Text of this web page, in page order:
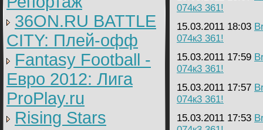
36ON.RU BATTLE
CITY: Плей-офф
Fantasy Football -
Евро 2012: Лига
ProPlay.ru
Rising Stars
074к3 361!
15.03.2011 18:03
074к3 361!
15.03.2011 17:59
074к3 361!
15.03.2011 17:57
074к3 361!
15.03.2011 17:53